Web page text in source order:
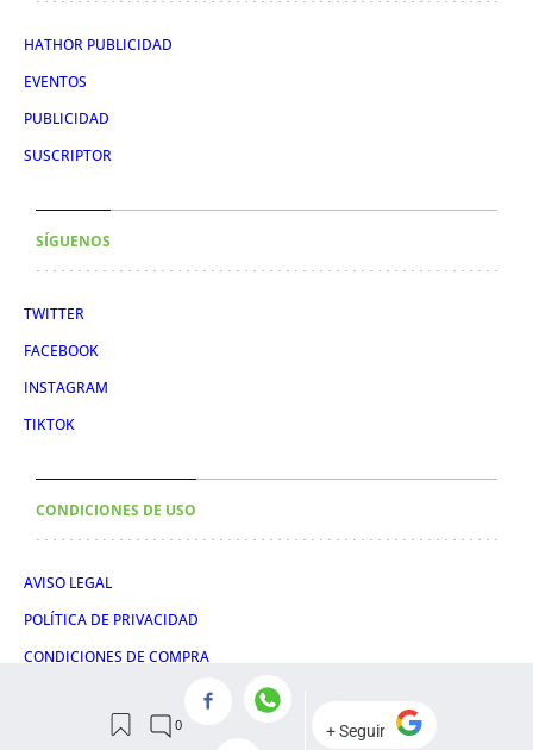
HATHOR PUBLICIDAD
EVENTOS
PUBLICIDAD
SUSCRIPTOR
SÍGUENOS
TWITTER
FACEBOOK
INSTAGRAM
TIKTOK
CONDICIONES DE USO
AVISO LEGAL
POLÍTICA DE PRIVACIDAD
CONDICIONES DE COMPRA